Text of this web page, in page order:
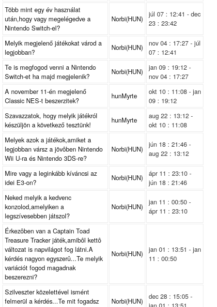
Több mint egy év használat
után,hogy vagy megelégedve a
Nintendo Switch-el?
Norbi(HUN)
júl 07 : 12:41 - dec
23 : 23:42
Melyik megjelenő játékokat várod a
legjobban?
Norbi(HUN)
nov 04 : 17:27 - júl
07 : 12:41
Te is megfogod venni a Nintendo
Switch-et ha majd megjelenik?
Norbi(HUN)
jan 09 : 19:12 -
nov 04 : 17:27
A november 11-én megjelenő
Classic NES-t beszerzitek?
hunMyrte
okt 10 : 11:08 - jan
09 : 19:12
Szavazzatok, hogy melyik játékról
készüljön a következő tesztünk!
hunMyrte
aug 22 : 13:12 -
okt 10 : 11:08
Melyek azok a játékok,amiket a
legjobban vársz a jövôben Nintendo
Wii U-ra és Nintendo 3DS-re?
Norbi(HUN)
jún 18 : 21:46 -
aug 22 : 13:12
Mire vagy a leginkább kíváncsi az
idei E3-on?
Norbi(HUN)
ápr 11 : 23:10 -
jún 18 : 21:46
Neked melyik a kedvenc
konzolod,amelyiken a
legszívesebben játszol?
Norbi(HUN)
jan 11 : 00:50 -
ápr 11 : 23:10
Érkezôben van a Captain Toad
Treasure Tracker játék,amibôl kettô
változat is napvilágot fog látni.A
kérdés nagyon egyszerû...Te melyik
variációt fogod magadnak
beszerezni?
Norbi(HUN)
jan 01 : 13:51 - jan
11 : 00:50
Szilveszter közelettével ismént
felmerül a kérdés...Te mit fogadsz
Norbi(HUN)
dec 28 : 15:05 -